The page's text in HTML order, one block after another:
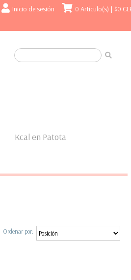
0 Artículo(s) | $0
Inicio de sesión
Kcal en Patota
Ordenar por: